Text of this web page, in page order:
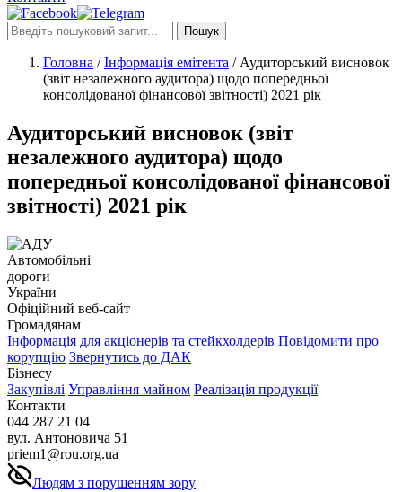
Пошук
Головна /Інформація емітента / Аудиторський висновок
(звіт незалежного аудитора) щодо попередньої
консолідованої фінансової звітності) 2021 рік
Аудиторський висновок (звіт
незалежного аудитора) щодо
попередньої консолідованої фінансової
звітності) 2021 рік
Автомобільні
дороги
України
Офіційний веб‑сайт
Громадянам
Інформація для акціонерів та стейкхолдерів Повідомити про
корупцію Звернутись до ДАК
Бізнесу
Закупівлі Управління майном Реалізація продукції
Контакти
044 287 21 04
вул. Антоновича 51
priem1@rou.org.ua
Людям з порушенням зору